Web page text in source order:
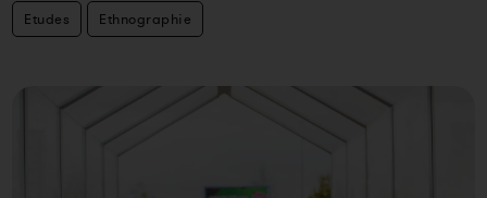
Etudes Ethnographie